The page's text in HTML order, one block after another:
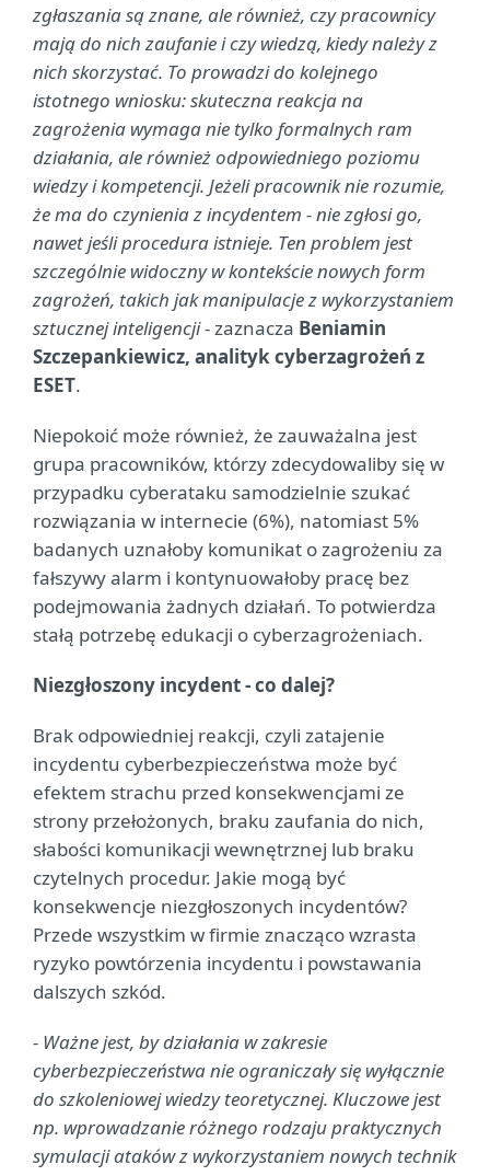
zgłaszania są znane, ale również, czy pracownicy
mają do nich zaufanie i czy wiedzą, kiedy należy z
nich skorzystać. To prowadzi do kolejnego
istotnego wniosku: skuteczna reakcja na
zagrożenia wymaga nie tylko formalnych ram
działania, ale również odpowiedniego poziomu
wiedzy i kompetencji. Jeżeli pracownik nie rozumie,
że ma do czynienia z incydentem - nie zgłosi go,
nawet jeśli procedura istnieje. Ten problem jest
szczególnie widoczny w kontekście nowych form
zagrożeń, takich jak manipulacje z wykorzystaniem
sztucznej inteligencji- zaznacza Beniamin
Szczepankiewicz, analityk cyberzagrożeń z
ESET.
Niepokoić może również, że zauważalna jest
grupa pracowników, którzy zdecydowaliby się w
przypadku cyberataku samodzielnie szukać
rozwiązania w internecie (6%), natomiast 5%
badanych uznałoby komunikat o zagrożeniu za
fałszywy alarm i kontynuowałoby pracę bez
podejmowania żadnych działań. To potwierdza
stałą potrzebę edukacji o cyberzagrożeniach.
Niezgłoszony incydent - co dalej?
Brak odpowiedniej reakcji, czyli zatajenie
incydentu cyberbezpieczeństwa może być
efektem strachu przed konsekwencjami ze
strony przełożonych, braku zaufania do nich,
słabości komunikacji wewnętrznej lub braku
czytelnych procedur. Jakie mogą być
konsekwencje niezgłoszonych incydentów?
Przede wszystkim w firmie znacząco wzrasta
ryzyko powtórzenia incydentu i powstawania
dalszych szkód.
- Ważne jest, by działania w zakresie
cyberbezpieczeństwa nie ograniczały się wyłącznie
do szkoleniowej wiedzy teoretycznej. Kluczowe jest
np. wprowadzanie różnego rodzaju praktycznych
symulacji ataków z wykorzystaniem nowych technik